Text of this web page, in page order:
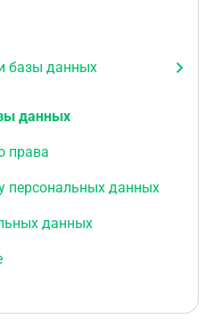
данных
данных
права
персональных данных
данных